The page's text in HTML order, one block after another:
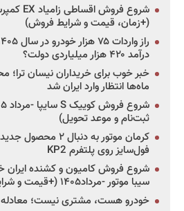
(+زمان، قیمت و شرایط فروش)
درآمد ۴۲۰ هزار میلیاردی دولت؟
خبر خوب برای خریداران نیسان
ماه‌ها انتظار وارد ایران شد
ثبت‌نام و موعد تحویل)
فول‌سایز روی پلتفرم KP2
شروع فروش کامیون و کشنده ایران
سیبا موتور -مرداد۱۴۰۵ (+قیمت و شرایط)
خودرو هست، مشتری نیست؛ معادله